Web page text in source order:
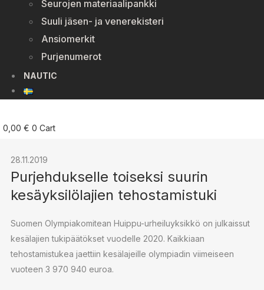
Seurojen materiaalipankki
Suuli jäsen- ja venerekisteri
Ansiomerkit
Purjenumerot
NAUTIC
0,00 € 0 Cart
28.11.2019
Purjehdukselle toiseksi suurin
kesäyksilölajien tehostamistuki
Suomen Olympiakomitean Huippu-urheiluyksikkö on julkaissut
kesälajien tukipäätökset vuodelle 2020. Kaikkiaan
tehostamistukea jaettiin kesälajeille olympiadin viimeiseen
vuoteen 3 970 940 euroa.